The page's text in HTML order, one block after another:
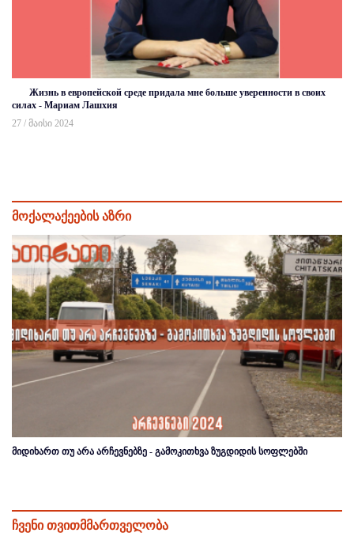
Жизнь в европейской среде придала мне больше уверенности в своих
силах - Мариам Лашхия
27 / მაისი 2024
მოქალაქეების აზრი
მიდიხართ თუ არა არჩევნებზე - გამოკითხვა ზუგდიდის სოფლებში
ჩვენი თვითმმართველობა